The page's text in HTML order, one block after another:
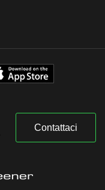
Contattaci